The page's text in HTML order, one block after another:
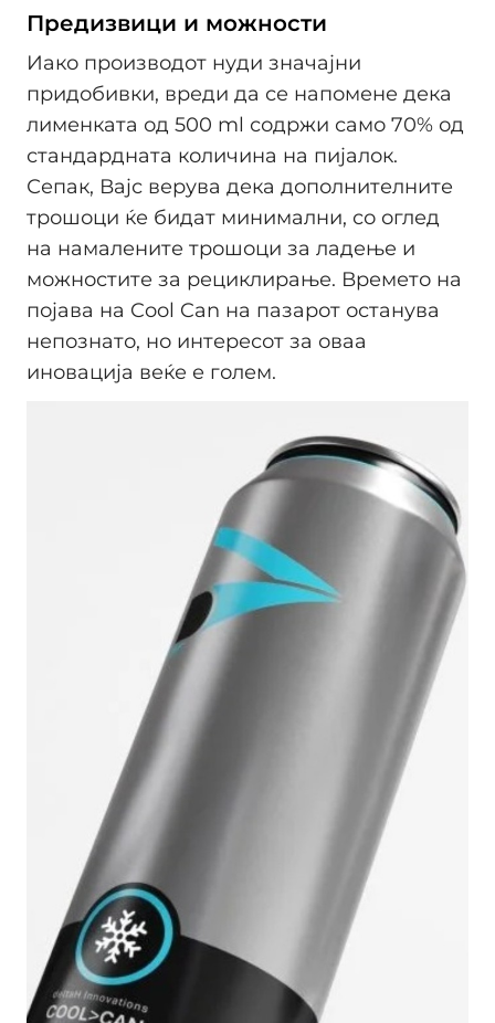
Предизвици и можности
Иако производот нуди значајни
придобивки, вреди да се напомене дека
лименката од 500 ml содржи само 70% од
стандардната количина на пијалок.
Сепак, Вајс верува дека дополнителните
трошоци ќе бидат минимални, со оглед
на намалените трошоци за ладење и
можностите за рециклирање. Времето на
појава на Cool Can на пазарот останува
непознато, но интересот за оваа
иновација веќе е голем.